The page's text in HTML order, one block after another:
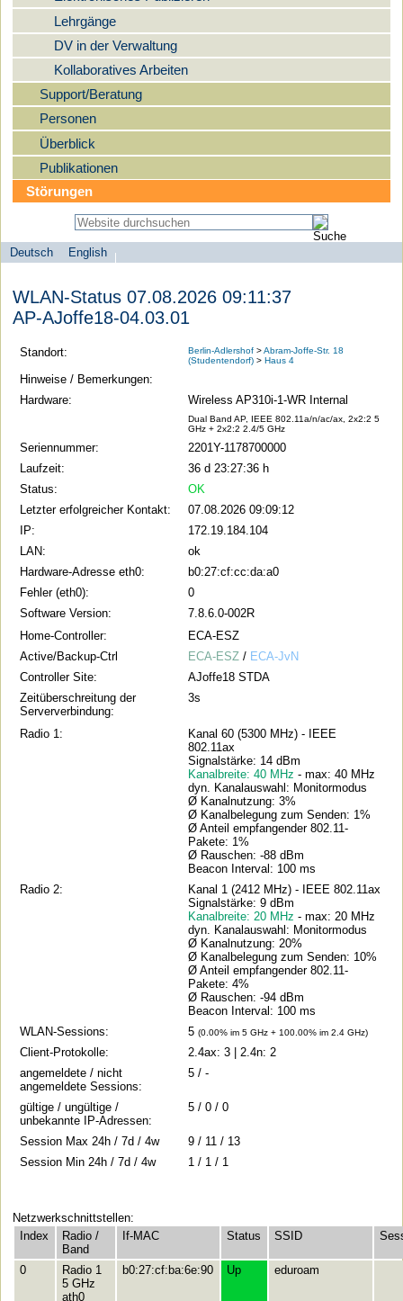
Lehrgänge
DV in der Verwaltung
Kollaboratives Arbeiten
Support/Beratung
Personen
Überblick
Publikationen
Störungen
Sprachauswahl
Deutsch
English
search-menu
Universität
zu
Berlin
Computer-
WLAN-Status 07.08.2026 09:11:37
AP-AJoffe18-04.03.01
Standort: Berlin-Adlershof >Abram-Joffe-Str. 18
(Studentendorf) >Haus 4
Hinweise / Bemerkungen:
Hardware:
Wireless AP310i-1-WR Internal
Dual Band AP, IEEE 802.11a/n/ac/ax, 2x2:2 5
GHz + 2x2:2 2.4/5 GHz
Seriennummer:
2201Y-1178700000
Laufzeit:
36 d 23:27:36 h
Status:
OK
Letzter erfolgreicher Kontakt:
07.08.2026 09:09:12
IP:
172.19.184.104
LAN:
ok
Hardware-Adresse eth0:
b0:27:cf:cc:da:a0
Fehler (eth0):
0
Software Version:
7.8.6.0-002R
Home-Controller:
ECA-ESZ
Active/Backup-Ctrl
ECA-ESZ / ECA-JvN
Controller Site:
AJoffe18 STDA
Zeitüberschreitung der
Serververbindung:
3s
Radio 1:
Kanal 60 (5300 MHz) - IEEE
802.11ax
Signalstärke: 14 dBm
Kanalbreite: 40 MHz- max: 40 MHz
dyn. Kanalauswahl: Monitormodus
Ø Kanalnutzung: 3%
Ø Kanalbelegung zum Senden: 1%
Ø Anteil empfangender 802.11-
Pakete: 1%
Ø Rauschen: -88 dBm
Beacon Interval: 100 ms
Radio 2:
Kanal 1 (2412 MHz) - IEEE 802.11ax
Signalstärke: 9 dBm
Kanalbreite: 20 MHz- max: 20 MHz
dyn. Kanalauswahl: Monitormodus
Ø Kanalnutzung: 20%
Ø Kanalbelegung zum Senden: 10%
Ø Anteil empfangender 802.11-
Pakete: 4%
Ø Rauschen: -94 dBm
Beacon Interval: 100 ms
WLAN-Sessions:
5(0.00% im 5 GHz + 100.00% im 2.4 GHz)
Client-Protokolle:
2.4ax: 3 | 2.4n: 2
angemeldete / nicht
angemeldete Sessions:
5 / -
gültige / ungültige /
unbekannte IP-Adressen:
5 / 0 / 0
Session Max 24h / 7d / 4w
9 / 11 / 13
Session Min 24h / 7d / 4w
1 / 1 / 1
Netzwerkschnittstellen:
Index
Radio /
Band
If-MAC Status SSID
0
Radio 1
5 GHz
ath0
b0:27:cf:ba:6e:90 Up eduroam